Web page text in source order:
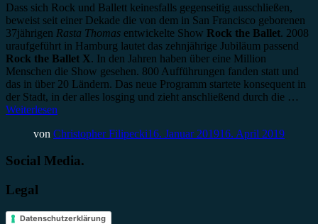
Dass sich Rock und Ballett keinesfalls gegenseitig ausschließen,
beweist seit einer Dekade die von dem in San Francisco geborenen
37jährigen Rasta Thomas entwickelte Show Rock the Ballet. 2008
uraufgeführt in Hamburg lautet das zehnjährige Jubiläum passend
Rock the Ballet X. In den Jahren haben über eine Million
Menschen die Show gesehen. 800 Aufführungen fanden statt und
das in über 20 Ländern. Das neue Programm startete konsequent in
der Stadt, in der alles losging und zieht anschließend durch die …
Weiterlesen
von Christopher Filipecki16. Januar 201916. April 2019
Social Media.
Legal
Datenschutzerklärung